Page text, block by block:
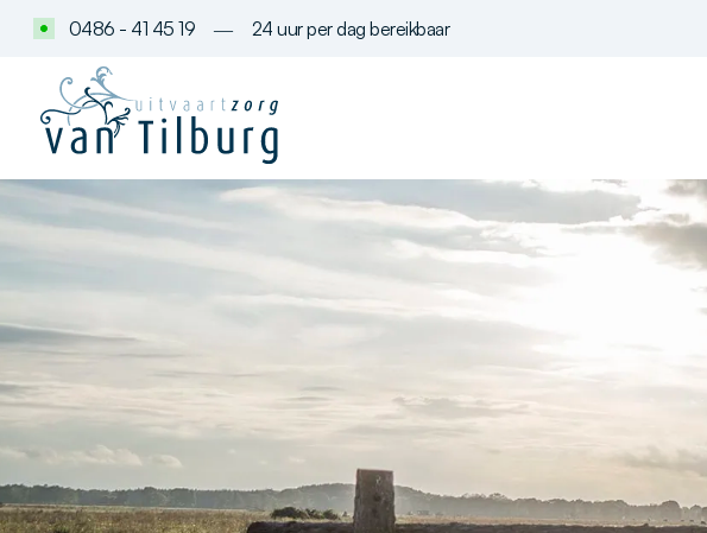
0486 - 41 45 19 ― 24 uur per dag bereikbaar